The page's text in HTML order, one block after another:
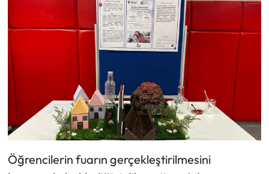
Öğrencilerin fuarın gerçekleştirilmesini